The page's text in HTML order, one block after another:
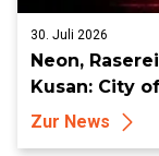
30. Juli 2026
Neon,
Kusan: City
Zur News